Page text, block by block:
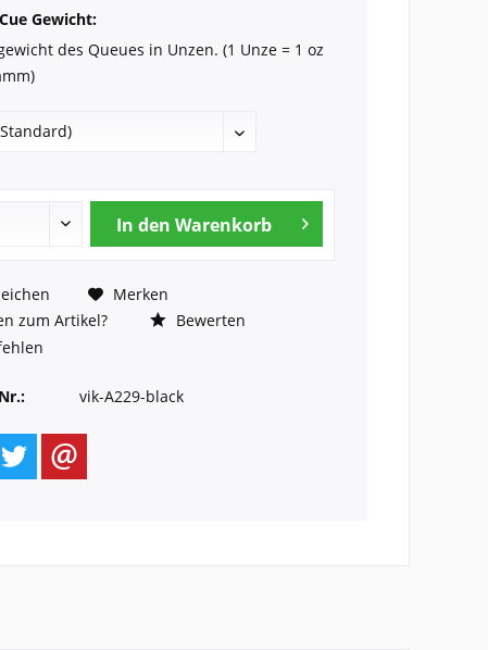
Gewicht:
des Queues in Unzen. (1 Unze = 1 oz
In den Warenkorb
Merken
zum Artikel?
Bewerten
vik-A229-black